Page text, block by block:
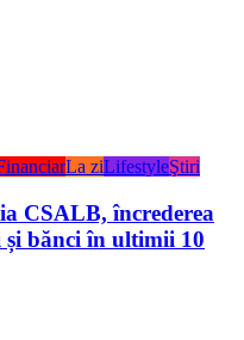
La ziLifestyleŞtiri
CSALB, încrederea
bănci în ultimii 10